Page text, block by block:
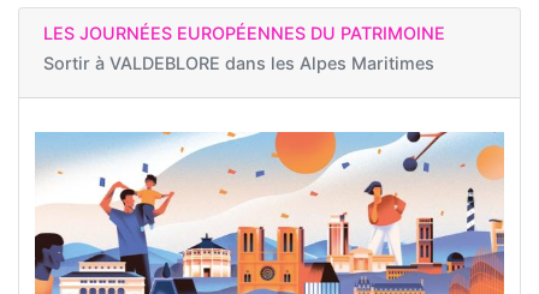
LES JOURNÉES EUROPÉENNES DU PATRIMOINE
Sortir à VALDEBLORE dans les Alpes Maritimes